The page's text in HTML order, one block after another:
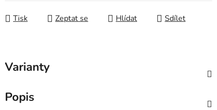
Tisk
Zeptat se Hlídat Sdílet
Varianty
Popis